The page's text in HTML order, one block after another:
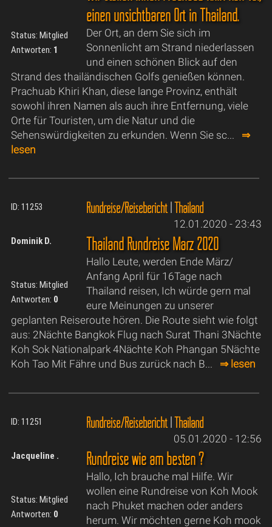
Status: Mitglied
Antworten: 1
einen unsichtbaren Ort in Thailand.
Der Ort, an dem Sie sich im
Sonnenlicht am Strand niederlassen
und einen schönen Blick auf den
Strand des thailändischen Golfs genießen können.
Prachuab Khiri Khan, diese lange Provinz, enthält
sowohl ihren Namen als auch ihre Entfernung, viele
Orte für Touristen, um die Natur und die
Sehenswürdigkeiten zu erkunden. Wenn Sie sc... ⇒
lesen
ID: 11253 Rundreise/Reisebericht|Thailand
12.01.2020 - 23:43
Dominik D.
Status: Mitglied
Antworten: 0
Thailand Rundreise März 2020
Hallo Leute, werden Ende März/
Anfang April für 16Tage nach
Thailand reisen, Ich würde gern mal
eure Meinungen zu unserer
geplanten Reiseroute hören. Die Route sieht wie folgt
aus: 2Nächte Bangkok Flug nach Surat Thani 3Nächte
Koh Sok Nationalpark 4Nächte Koh Phangan 5Nächte
Koh Tao Mit Fähre und Bus zurück nach B... ⇒ lesen
ID: 11251 Rundreise/Reisebericht|Thailand
05.01.2020 - 12:56
Jacqueline .
Status: Mitglied
Antworten: 0
Rundreise wie am besten ?
Hallo, Ich brauche mal Hilfe. Wir
wollen eine Rundreise von Koh Mook
nach Phuket machen oder anders
herum. Wir möchten gerne Koh mook